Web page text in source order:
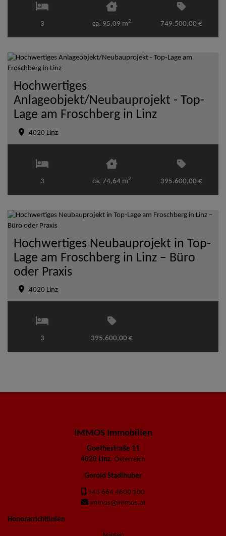
3 ca. 95,09 m2 749.500,00 €
Hochwertiges
Anlageobjekt/Neubauprojekt - Top-
Lage am Froschberg in Linz
4020 Linz
3 ca. 74,64 m2 395.600,00 €
Hochwertiges Neubauprojekt in Top-
Lage am Froschberg in Linz – Büro
oder Praxis
4020 Linz
3 395.600,00 €
IMMOS Immobilien
Goethestraße 11
4020 Linz, Österreich
Gerold Stadlhuber
+43 664 4600 100
immos@immos.at
Honorarrichtlinien